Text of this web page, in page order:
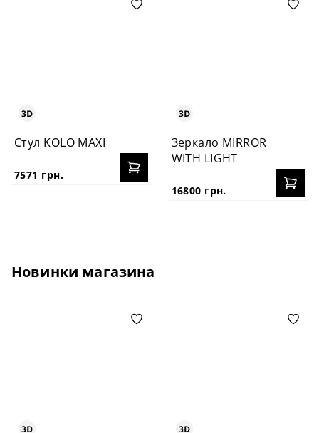
Стул KOLO MAXI
7571 грн.
Зеркало MIRROR
WITH LIGHT
16800 грн.
Новинки магазина